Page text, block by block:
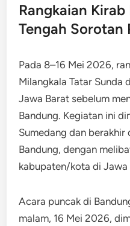
Rangkaian
Tengah Sorotan
Pada 8–16 Mei 2026,
Milangkala Tatar Sunda
Jawa Barat sebelum
Bandung. Kegiatan ini
Sumedang dan berakhir
Bandung, dengan
kabupaten/kota di Jawa
Acara puncak di
malam, 16 Mei 2026,